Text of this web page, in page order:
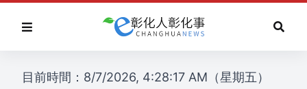
目前時間：8/7/2026, 4:28:17 AM（星期五）